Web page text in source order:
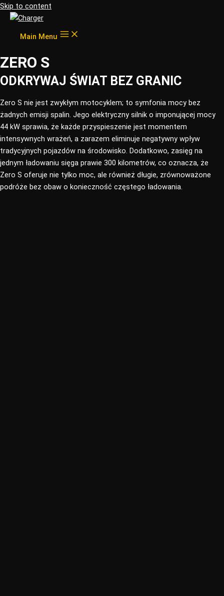
Skip to content
Main Menu
ZERO S
ODKRYWAJ ŚWIAT BEZ GRANIC​
Zero S nie jest zwykłym motocyklem; to symfonia mocy bez
żadnych emisji spalin. Jego elektryczny silnik o imponującej mocy
44 kW sprawia, że każde przyspieszenie jest momentem
intensywnych wrażeń, a zarazem eliminuje negatywny wpływ
tradycyjnych pojazdów na środowisko. Dodatkowo, zasięg na
jednym ładowaniu sięga prawie 300 kilometrów, co oznacza, że
Zero S oferuje nie tylko moc, ale również długie, zrównoważone
podróże bez obaw o konieczność częstego ładowania.